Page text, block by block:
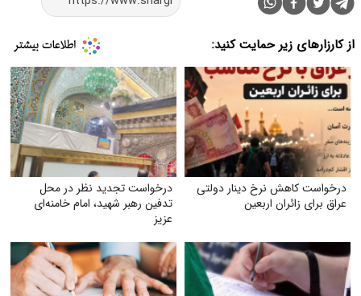
از کارزارهای زیر حمایت کنید:
درخواست کاهش نرخ دینار دولتی
عراق برای زائران اربعین
درخواست تجدید نظر در محل
تدفین رهبر شهید، امام خامنه‌ای
عزیز